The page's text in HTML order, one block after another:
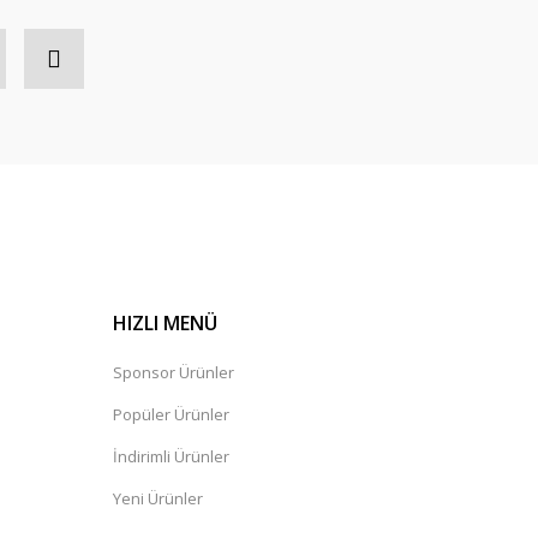
Tekli Bekleme Koltuğu
HIZLI MENÜ
Sponsor Ürünler
Popüler Ürünler
İndirimli Ürünler
Yeni Ürünler